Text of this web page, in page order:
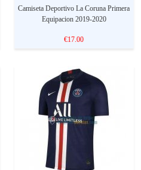
Camiseta Deportivo La Coruna Primera
Equipacion 2019-2020
€17.00